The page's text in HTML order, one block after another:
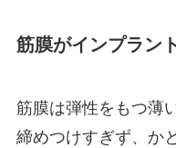
筋膜がインプラン
筋膜は弾性をもつ薄
締めつけすぎず、か